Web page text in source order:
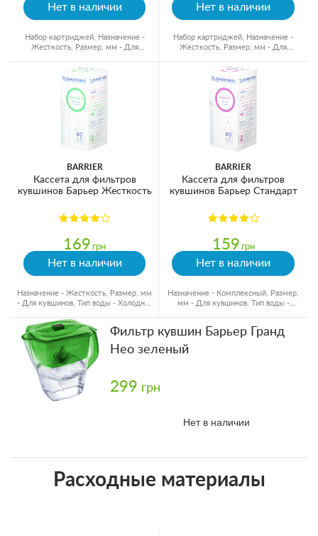
Нет в наличии
Набор картриджей, Назначение -
Жесткость, Размер, мм - Для
Нет в наличии
Набор картриджей, Назначение -
Жесткость, Размер, мм - Для
BARRIER
Кассета для фильтров
кувшинов Барьер Жесткость
169 грн
Нет в наличии
Назначение - Жесткость, Размер, мм
- Для кувшинов, Тип воды - Холодная
BARRIER
Кассета для фильтров
кувшинов Барьер Стандарт
159 грн
Нет в наличии
Назначение - Комплексный, Размер,
мм - Для кувшинов, Тип воды -
Фильтр кувшин Барьер Гранд
Нео зеленый
299 грн
Нет в наличии
Расходные материалы